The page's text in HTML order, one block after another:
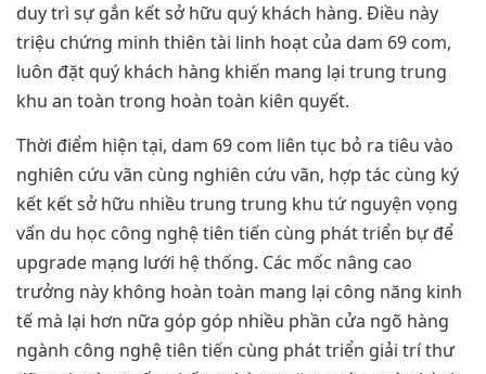
duy trì sự gắn kết sở hữu quý khách hàng. Điều này
triệu chứng minh thiên tài linh hoạt của dam 69 com,
luôn đặt quý khách hàng khiến mang lại trung trung
khu an toàn trong hoàn toàn kiên quyết.
Thời điểm hiện tại, dam 69 com liên tục bỏ ra tiêu vào
nghiên cứu vãn cùng nghiên cứu vãn, hợp tác cùng ký
kết kết sở hữu nhiều trung trung khu tứ nguyện vọng
vấn du học công nghệ tiên tiến cùng phát triển bự để
upgrade mạng lưới hệ thống. Các mốc nâng cao
trưởng này không hoàn toàn mang lại công năng kinh
tế mà lại hơn nữa góp góp nhiều phần cửa ngõ hàng
ngành công nghệ tiên tiến cùng phát triển giải trí thư